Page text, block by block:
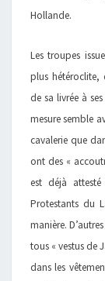
Hollande.
Les troupes
plus hétéroclite,
de sa livrée à
mesure semble
cavalerie que
ont des «
est déjà
Protestants du
manière.
tous « vestus de
dans les